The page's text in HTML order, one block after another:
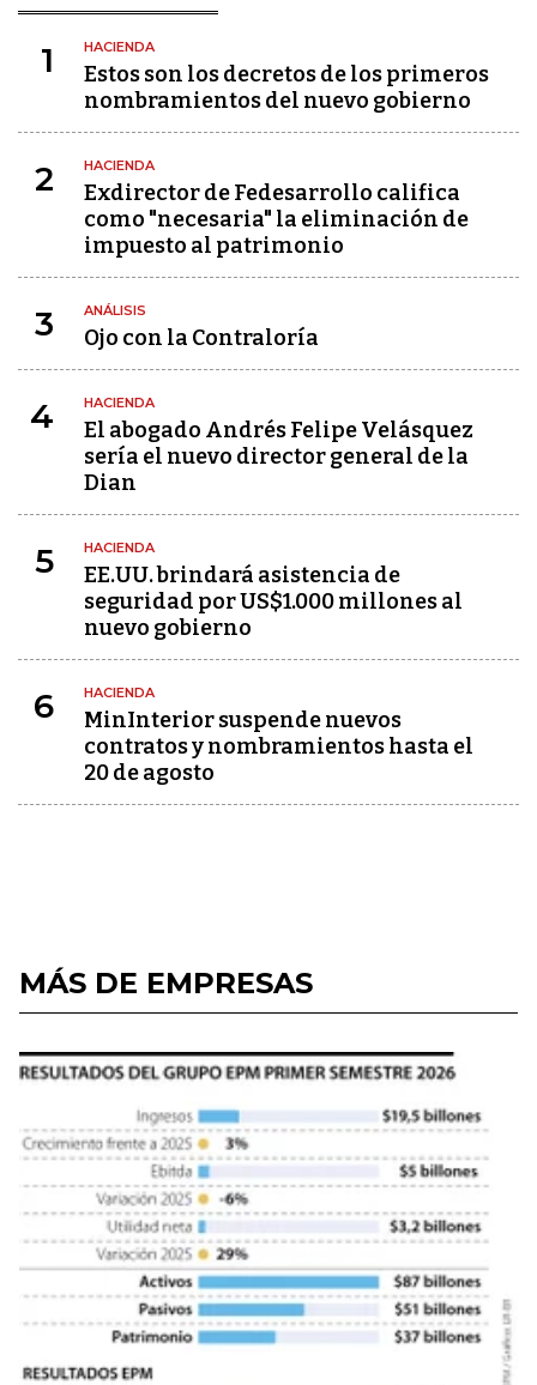
1 HACIENDA
Estos son los decretos de los primeros
nombramientos del nuevo gobierno
2 HACIENDA
Exdirector de Fedesarrollo califica
como "necesaria" la eliminación de
impuesto al patrimonio
3 ANÁLISIS
Ojo con la Contraloría
4 HACIENDA
El abogado Andrés Felipe Velásquez
sería el nuevo director general de la
Dian
5 HACIENDA
EE.UU. brindará asistencia de
seguridad por US$1.000 millones al
nuevo gobierno
6 HACIENDA
MinInterior suspende nuevos
contratos y nombramientos hasta el
20 de agosto
MÁS DE EMPRESAS